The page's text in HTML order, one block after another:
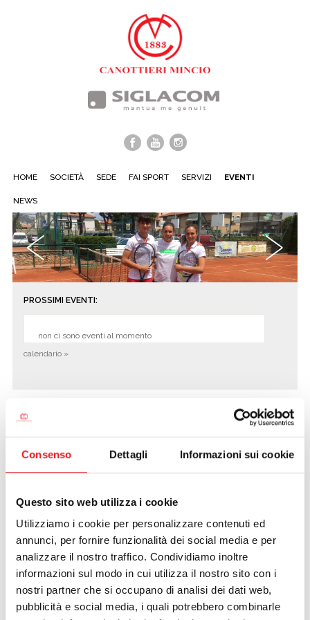
Consenso Dettagli Informazioni sui cookie
Questo sito web utilizza i cookie
Utilizziamo i cookie per personalizzare contenuti ed
annunci, per fornire funzionalità dei social media e per
analizzare il nostro traffico. Condividiamo inoltre
informazioni sul modo in cui utilizza il nostro sito con i
nostri partner che si occupano di analisi dei dati web,
pubblicità e social media, i quali potrebbero combinarle
HOME SOCIETÀ SEDE FAI SPORT SERVIZI EVENTI
NEWS‹ ›
PROSSIMI EVENTI:
non ci sono eventi al momento
calendario »
Canottieri U16 Vicecampione
d'Italia
29/09/2017
squadra under 16 femminile della Canottieri Mincio.
fase regionale, hanno disputato un grande raggruppamento
nazionale, con le 8 migliori squadre italiane.
La Mincio accede alle semifinali superando per 2-1 il Fireball di
Napoli, guidato dalla campionessa italiana di categoria in carica,
Federica Sacco. Contro Sacco è scesa in campo nel primo